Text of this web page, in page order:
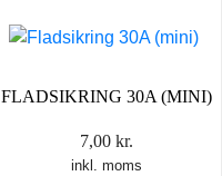
FLADSIKRING 30A (MINI)
7,00 kr.
inkl. moms